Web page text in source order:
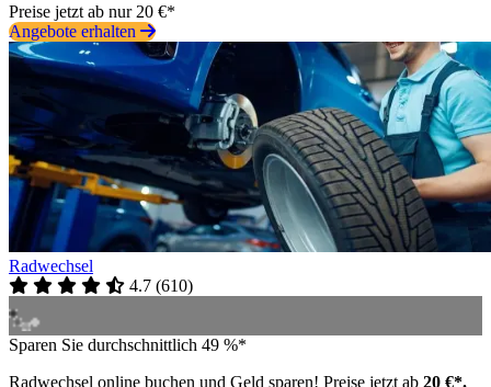
Preise jetzt ab nur 20 €*
Angebote erhalten
Radwechsel
4.7 (610)
Sparen Sie durchschnittlich 49 %*
Radwechsel online buchen und Geld sparen! Preise jetzt ab 20 €*.